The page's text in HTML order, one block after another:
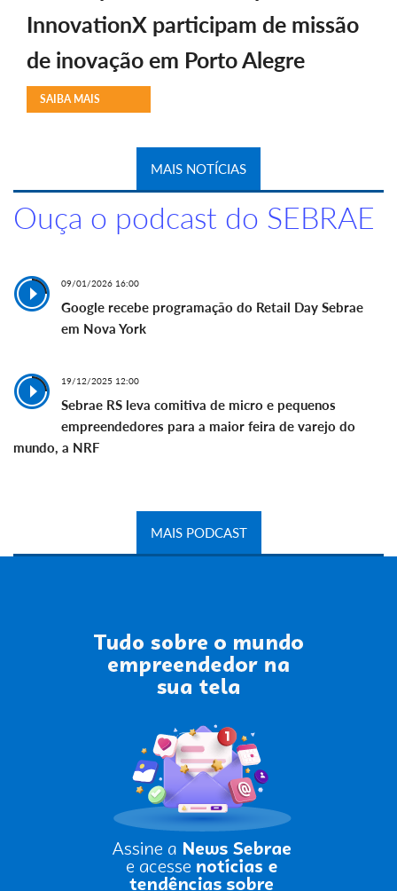
InnovationX participam de missão
de inovação em Porto Alegre
SAIBA MAIS
MAIS NOTÍCIAS
Ouça o podcast do SEBRAE
09/01/2026 16:00
Google recebe programação do Retail Day Sebrae
em Nova York
19/12/2025 12:00
Sebrae RS leva comitiva de micro e pequenos
empreendedores para a maior feira de varejo do
mundo, a NRF
MAIS PODCAST